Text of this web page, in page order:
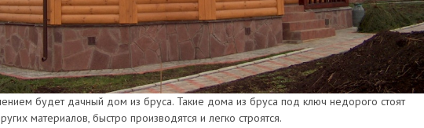
будет дачный дом из бруса. Такие дома из бруса под ключ недорого стоят
материалов, быстро производятся и легко строятся.